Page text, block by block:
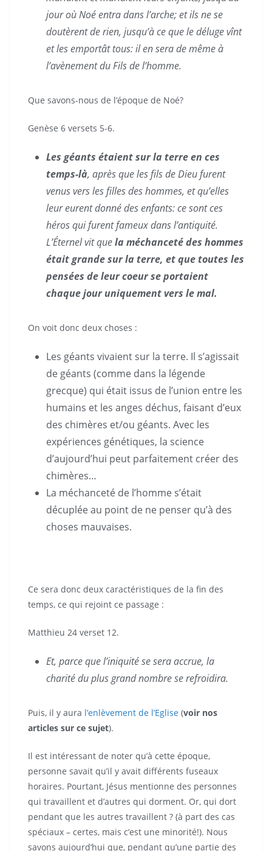
jour où Noé entra dans l’arche; et ils ne se
doutèrent de rien, jusqu’à ce que le déluge vînt
et les emportât tous: il en sera de même à
l’avènement du Fils de l’homme.
Que savons-nous de l’époque de Noé?
Genèse 6 versets 5-6.
Les géants étaient sur la terre en ces
temps-là, après que les fils de Dieu furent
venus vers les filles des hommes, et qu’elles
leur eurent donné des enfants: ce sont ces
héros qui furent fameux dans l’antiquité.
L’Éternel vit quela méchanceté des hommes
était grande sur la terre, et que toutes les
pensées de leur coeur se portaient
chaque jour uniquement vers le mal.
On voit donc deux choses :
Les géants vivaient sur la terre. Il s’agissait
de géants (comme dans la légende
grecque) qui était issus de l’union entre les
humains et les anges déchus, faisant d’eux
des chimères et/ou géants. Avec les
expériences génétiques, la science
d’aujourd’hui peut parfaitement créer des
chimères…
La méchanceté de l’homme s’était
décuplée au point de ne penser qu’à des
choses mauvaises.
Ce sera donc deux caractéristiques de la fin des
temps, ce qui rejoint ce passage :
Matthieu 24 verset 12.
Et, parce que l’iniquité se sera accrue, la
charité du plus grand nombre se refroidira.
Puis, il y aura l’enlèvement de l’Eglise (voir nos
articles sur ce sujet).
Il est intéressant de noter qu’à cette époque,
personne savait qu’il y avait différents fuseaux
horaires. Pourtant, Jésus mentionne des personnes
qui travaillent et d’autres qui dorment. Or, qui dort
pendant que les autres travaillent ? (à part des cas
spéciaux – certes, mais c’est une minorité!). Nous
savons aujourd’hui que, pendant qu’une partie des